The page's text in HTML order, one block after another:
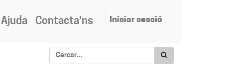
Ajuda Contacta'ns Iniciar sessió